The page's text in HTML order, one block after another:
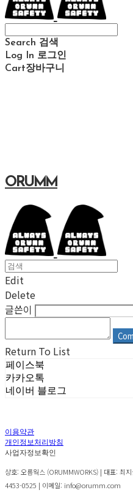
Search 검색
Log In 로그인
Cart장바구니
ORUMM
Edit
Delete
글쓴이
Return To List
페이스북
카카오톡
네이버 블로그
이용약관
개인정보처리방침
사업자정보확인
상호: 오름웍스 (ORUMMWORKS) | 대표: 최
4453-0525 | 이메일: info@orumm.com